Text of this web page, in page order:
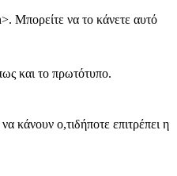
Μπορείτε να το κάνετε αυτό
και το πρωτότυπο.
κάνουν ο,τιδήποτε επιτρέπει η